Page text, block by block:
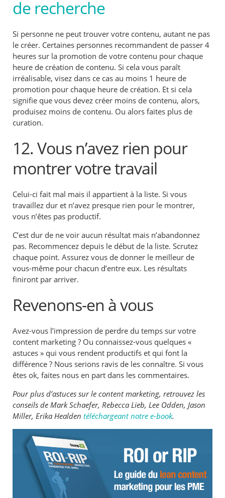
de recherche
Si personne ne peut trouver votre contenu, autant ne pas
le créer. Certaines personnes recommandent de passer 4
heures sur la promotion de votre contenu pour chaque
heure de création de contenu. Si cela vous paraît
irréalisable, visez dans ce cas au moins 1 heure de
promotion pour chaque heure de création. Et si cela
signifie que vous devez créer moins de contenu, alors,
produisez moins de contenu. Ou alors faites plus de
curation.
12. Vous n’avez rien pour
montrer votre travail
Celui-ci fait mal mais il appartient à la liste. Si vous
travaillez dur et n’avez presque rien pour le montrer,
vous n’êtes pas productif.
C’est dur de ne voir aucun résultat mais n’abandonnez
pas. Recommencez depuis le début de la liste. Scrutez
chaque point. Assurez vous de donner le meilleur de
vous-même pour chacun d’entre eux. Les résultats
finiront par arriver.
Revenons-en à vous
Avez-vous l’impression de perdre du temps sur votre
content marketing ? Ou connaissez-vous quelques «
astuces » qui vous rendent productifs et qui font la
différence ? Nous serions ravis de les connaître. Si vous
êtes ok, faites nous en part dans les commentaires.
Pour plus d’astuces sur le content marketing, retrouvez les
conseils de Mark Schaefer, Rebecca Lieb, Lee Odden, Jason
Miller, Erika Healdentéléchargeant notre e-book.